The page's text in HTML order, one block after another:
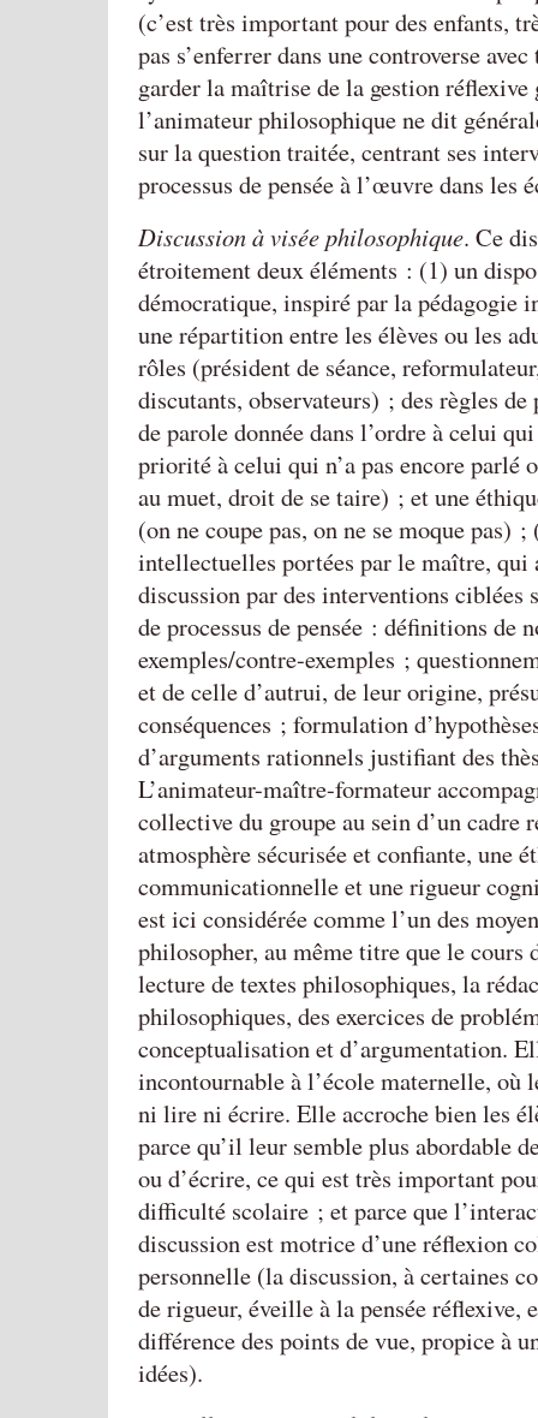
(c’est très important pour des enfants,
pas s’enferrer dans une controverse
garder la maîtrise de la gestion réflexive
l’animateur philosophique ne dit
sur la question traitée, centrant ses
processus de pensée à l’œuvre dans les
Discussion à visée philosophique. Ce
étroitement deux éléments : (1) un
démocratique, inspiré par la pédagogie
une répartition entre les élèves ou les
rôles (président de séance,
discutants, observateurs) ; des règles
de parole donnée dans l’ordre à celui
priorité à celui qui n’a pas encore parlé
au muet, droit de se taire) ; et une
(on ne coupe pas, on ne se moque pas) ;
intellectuelles portées par le maître, qui
discussion par des interventions
de processus de pensée : définitions de
exemples/contre-exemples ;
et de celle d’autrui, de leur origine,
conséquences ; formulation
d’arguments rationnels justifiant des
L’animateur-maître-formateur
collective du groupe au sein d’un cadre
atmosphère sécurisée et confiante, une
communicationnelle et une rigueur
est ici considérée comme l’un des
philosopher, au même titre que le cours
lecture de textes philosophiques, la
philosophiques, des exercices de
conceptualisation et d’argumentation.
incontournable à l’école maternelle, où
ni lire ni écrire. Elle accroche bien les
parce qu’il leur semble plus abordable
ou d’écrire, ce qui est très important
difficulté scolaire ; et parce que
discussion est motrice d’une réflexion
personnelle (la discussion, à certaines
de rigueur, éveille à la pensée réflexive,
différence des points de vue, propice à
idées).